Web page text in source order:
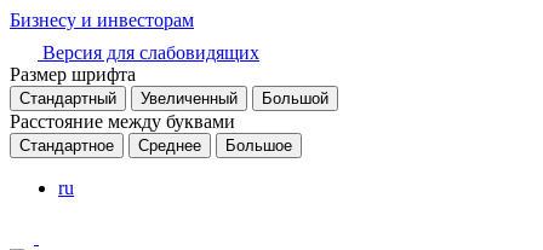
Бизнесу и инвесторам
Версия для слабовидящих
Размер шрифта
Стандартный Увеличенный Большой
Расстояние между буквами
Стандартное Среднее Большое
ru